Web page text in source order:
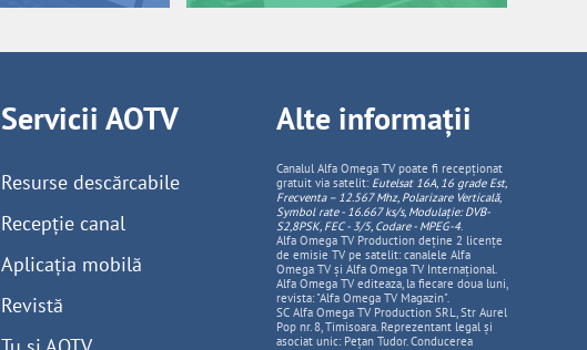
Servicii AOTV
Resurse descărcabile
Recepție canal
Aplicația mobilă
Revistă
Alte informații
Canalul Alfa Omega TV poate fi recepționat
gratuit via satelit: Eutelsat 16A, 16 grade Est,
Frecventa – 12.567 Mhz, PolarizareVerticală,
Symbol rate - 16.667 ks/s, Modulație: DVB-
S2,8PSK, FEC - 3/5, Codare - MPEG-4.
Alfa Omega TV Production deține 2 licențe
de emisie TV pe satelit: canalele Alfa
Omega TV și Alfa Omega TV Internațional.
Alfa Omega TV editeaza, la fiecare doua luni,
revista: "Alfa Omega TV Magazin".
SC Alfa Omega TV Production SRL, Str Aurel
Pop nr. 8, Timisoara. Reprezentant legal și
asociat unic: Pețan Tudor. Conducerea